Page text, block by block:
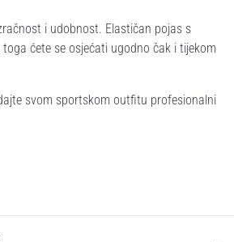
i udobnost. Elastičan pojas s
ćete se osjećati ugodno čak i tijekom
svom sportskom outfitu profesionalni